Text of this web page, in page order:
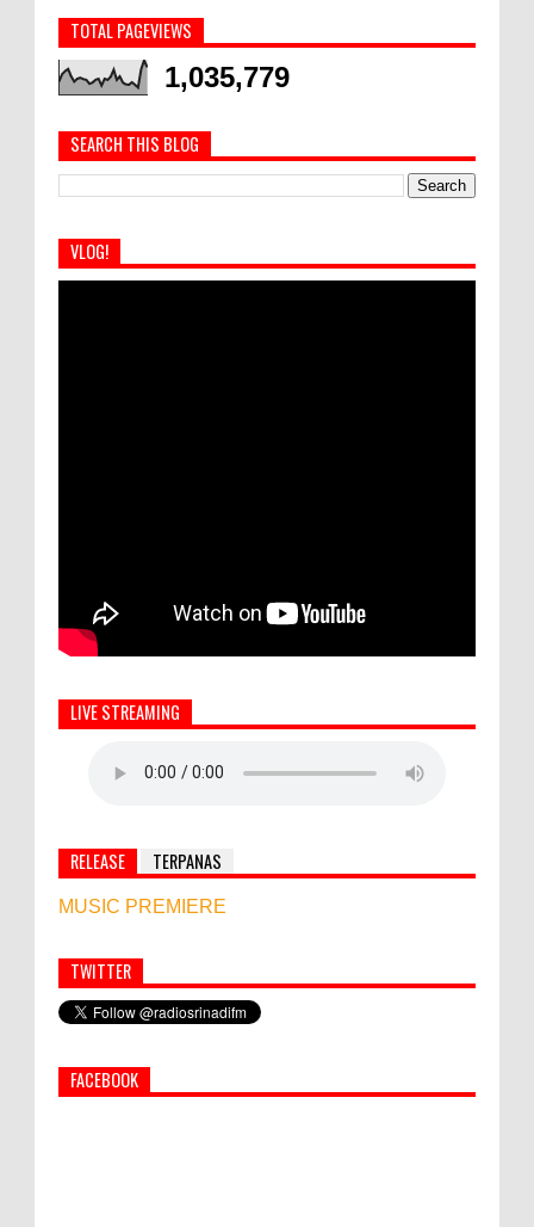
TOTAL PAGEVIEWS
1,035,779
SEARCH THIS BLOG
VLOG!
LIVE STREAMING
RELEASE TERPANAS
MUSIC PREMIERE
Simbol Persahabatan, RI Bangun Islamic Centre di
Afghanistan
PEMKAB KLUNGKUNG GELAR PASAR
TWITTER
FACEBOOK